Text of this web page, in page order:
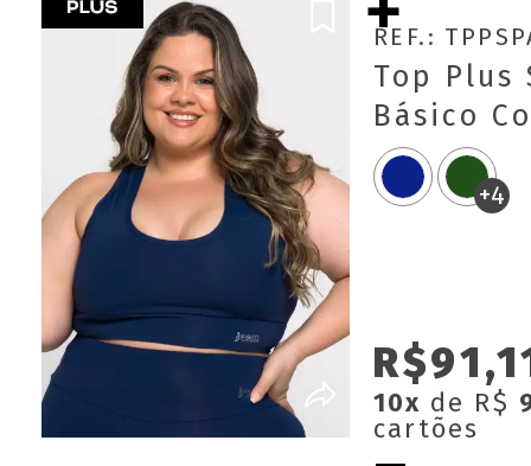
REF.:
+4
Top Plus
Básico
10x de R$
cartões